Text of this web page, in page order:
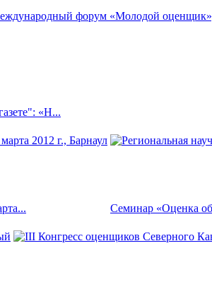
форум «Молодой
«Н...
Семинар «Оценка